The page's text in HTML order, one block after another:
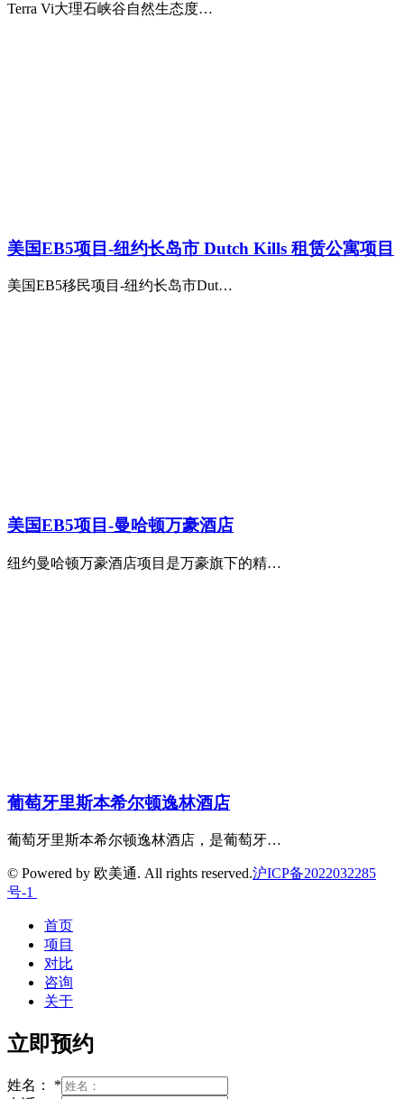
Terra Vi大理石峡谷自然生态度…
美国EB5项目-纽约长岛市 Dutch Kills 租赁公寓项目
美国EB5移民项目-纽约长岛市Dut…
美国EB5项目-曼哈顿万豪酒店
纽约曼哈顿万豪酒店项目是万豪旗下的精…
葡萄牙里斯本希尔顿逸林酒店
葡萄牙里斯本希尔顿逸林酒店，是葡萄牙…
© Powered by 欧美通. All rights reserved.沪ICP备2022032285
号-1
首页
项目
对比
咨询
关于
立即预约
姓名： *